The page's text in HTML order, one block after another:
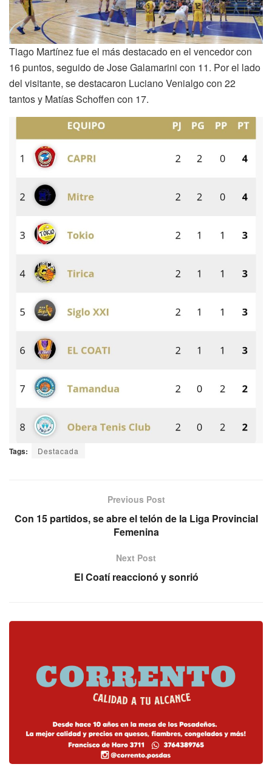
Tiago Martínez fue el más destacado en el vencedor con
16 puntos, seguido de Jose Galamarini con 11. Por el lado
del visitante, se destacaron Luciano Venialgo con 22
tantos y Matías Schoffen con 17.
Tags: Destacada
Previous Post
Con 15 partidos, se abre el telón de la Liga Provincial
Femenina
Next Post
El Coatí reaccionó y sonrió